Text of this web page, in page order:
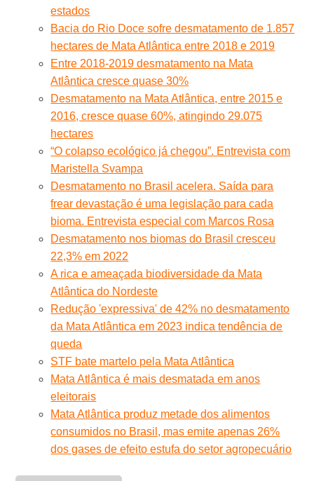
estados
Bacia do Rio Doce sofre desmatamento de 1.857
hectares de Mata Atlântica entre 2018 e 2019
Entre 2018-2019 desmatamento na Mata
Atlântica cresce quase 30%
Desmatamento na Mata Atlântica, entre 2015 e
2016, cresce quase 60%, atingindo 29.075
hectares
“O colapso ecológico já chegou”. Entrevista com
Maristella Svampa
Desmatamento no Brasil acelera. Saída para
frear devastação é uma legislação para cada
bioma. Entrevista especial com Marcos Rosa
Desmatamento nos biomas do Brasil cresceu
22,3% em 2022
A rica e ameaçada biodiversidade da Mata
Atlântica do Nordeste
Redução 'expressiva' de 42% no desmatamento
da Mata Atlântica em 2023 indica tendência de
queda
STF bate martelo pela Mata Atlântica
Mata Atlântica é mais desmatada em anos
eleitorais
Mata Atlântica produz metade dos alimentos
consumidos no Brasil, mas emite apenas 26%
dos gases de efeito estufa do setor agropecuário